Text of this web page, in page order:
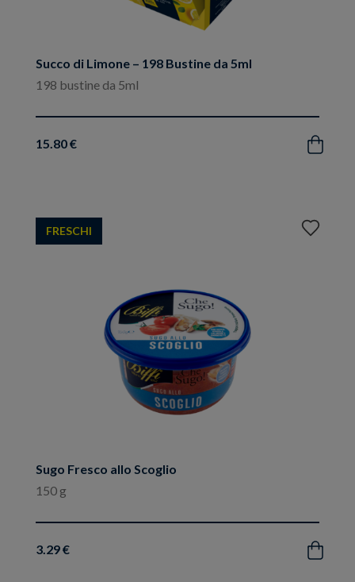
Succo di Limone – 198 Bustine da 5ml
198 bustine da 5ml
15.80 € Acquista
Sugo Fresco allo Scoglio
150 g
3.29 € Acquista
FRESCHI
Aggiungi